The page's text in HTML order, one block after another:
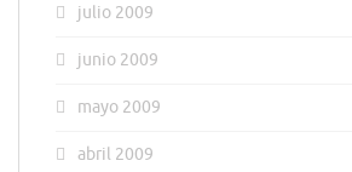
julio 2009
junio 2009
mayo 2009
abril 2009